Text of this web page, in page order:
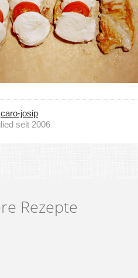
caro-josip
seit 2006
Rezepte